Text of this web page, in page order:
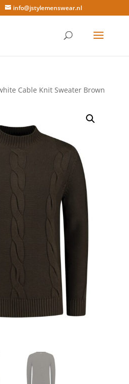
info@jstylemenswear.nl
Cable Knit Sweater Brown